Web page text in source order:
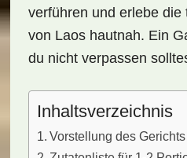
verführen und erlebe die
von Laos hautnah. Ein
du nicht verpassen
Inhaltsverzeichnis
Vorstellung des Gerichts